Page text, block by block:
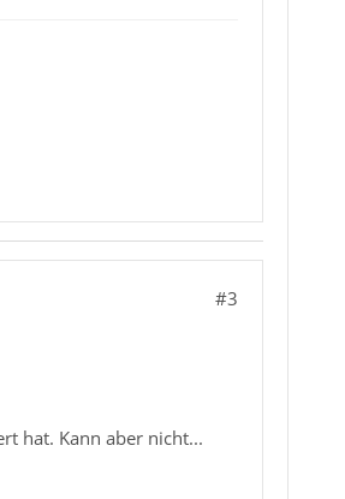
#3
hat. Kann aber nicht...